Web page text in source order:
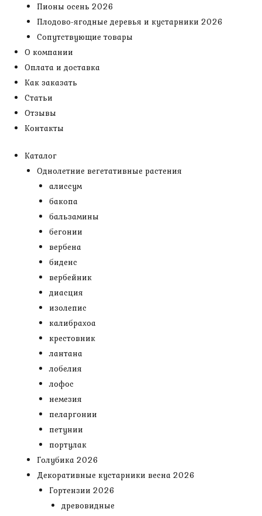
Пионы осень 2026
Плодово-ягодные деревья и кустарники 2026
Сопутствующие товары
О компании
Оплата и доставка
Как заказать
Статьи
Отзывы
Контакты
Каталог
Однолетние вегетативные растения
алиссум
бакопа
бальзамины
бегонии
вербена
биденс
вербейник
диасция
изолепис
калибрахоа
крестовник
лантана
лобелия
лофос
немезия
пеларгонии
петунии
портулак
Голубика 2026
Декоративные кустарники весна 2026
Гортензии 2026
древовидные